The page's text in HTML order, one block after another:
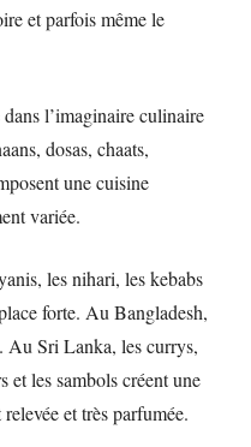
et parfois même le
l’imaginaire culinaire
dosas, chaats,
une cuisine
variée.
les nihari, les kebabs
forte. Au Bangladesh,
Au Sri Lanka, les currys,
et les sambols créent une
et très parfumée.